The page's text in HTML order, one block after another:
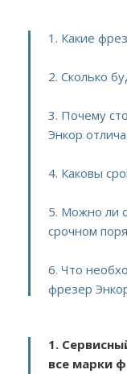
1. Какие
2. Сколько
3. Почему
Энкор
4. Каковы
5. Можно ли
срочном
6. Что
фрезер
1.
все марки